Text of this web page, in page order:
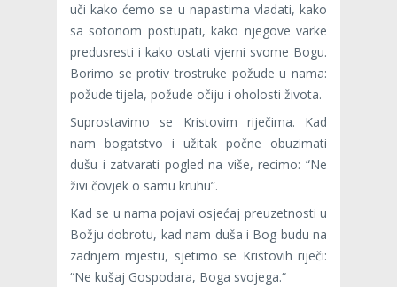
uči kako ćemo se u napastima vladati, kako
sa sotonom postupati, kako njegove varke
predusresti i kako ostati vjerni svome Bogu.
Borimo se protiv trostruke požude u nama:
požude tijela, požude očiju i oholosti života.
Suprostavimo se Kristovim riječima. Kad
nam bogatstvo i užitak počne obuzimati
dušu i zatvarati pogled na više, recimo: “Ne
živi čovjek o samu kruhu”.
Kad se u nama pojavi osjećaj preuzetnosti u
Božju dobrotu, kad nam duša i Bog budu na
zadnjem mjestu, sjetimo se Kristovih riječi:
“Ne kušaj Gospodara, Boga svojega.“